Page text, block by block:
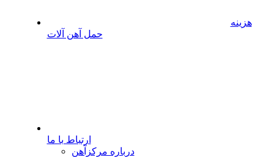
هزینه
حمل آهن آلات
ارتباط با ما
درباره مرکزآهن